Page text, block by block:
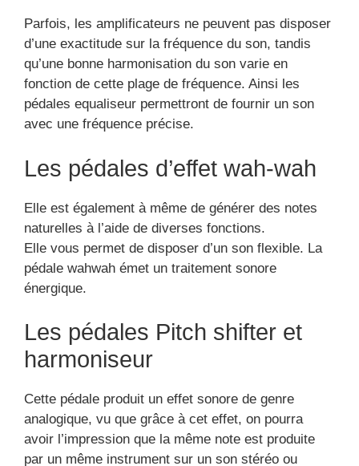
Les pédales Pitch shifter et
harmoniseur
Cette pédale produit un effet sonore de genre
avoir l’impression que la même note est produite
par un même instrument sur un son stéréo ou
mono.
Les pédales de
saturation offrent la
possibilité de choisir
l’identité musicale
Les pédales sont assez importantes si on souhaite
pouvoir obtenir les meilleurs sons existants avec
sa guitare.